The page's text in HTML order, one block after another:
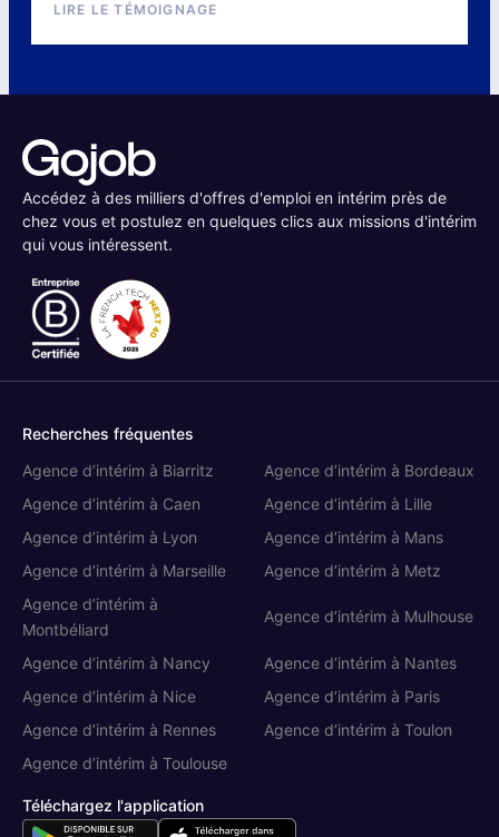
Cookies
On aimerait bien vous accompagner pendant votre visite... C'est
'Gérer les cookies' situé dans le pied de page.
Lire la politique de confidentialité
LIRE LE TÉMOIGNAGE
Accédez à des milliers d'offres d'emploi en intérim près de
chez vous et postulez en quelques clics aux missions d'intérim
qui vous intéressent.
Recherches fréquentes
Agence d’intérim à Biarritz
Agence d’intérim à Bordeaux
Agence d’intérim à Caen
Agence d’intérim à Lille
Agence d’intérim à Lyon
Agence d’intérim à Mans
Agence d’intérim à Marseille
Agence d’intérim à Metz
Agence d’intérim à
Montbéliard
Agence d’intérim à Mulhouse
Agence d’intérim à Nancy
Agence d’intérim à Nantes
Agence d’intérim à Nice
Agence d’intérim à Paris
Agence d’intérim à Rennes
Agence d’intérim à Toulon
Agence d’intérim à Toulouse
Téléchargez l'application